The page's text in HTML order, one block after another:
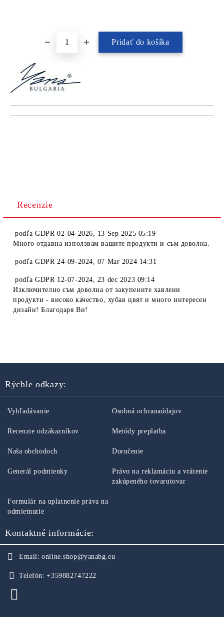
Recenzie
podľaGDPR 02-04-2026, 13 Sep 2025 05:19
Много отдавна използвам вашите продукти и съм доволна.
podľaGDPR 24-09-2024, 07 Mar 2024 14:31
podľaGDPR 12-07-2024, 23 dec 2023 09:14
Изключително съм доволна от закупените хавлени
продукти - високо качество, хубав цвят и много интересен
дизайн! Благодаря Ви!
Rýchle odkazy:
Vyhľadávanie
Recenzie odzákazníkov
Naša obchodoch
Generál podmienky
Osobná ochranaúdajov
Metódy preplatba
Doručenie
Právo na reklamáciu a vrátenie
zakúpeného tovarutovar
Formulár na uplatnenie práva na
odmietnutie
Kontaktné informácie:
Email: online.shop@yanabg.eu
Telefón: +359882747222